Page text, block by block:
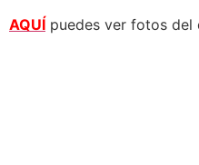
AQUÍ puedes ver fotos del